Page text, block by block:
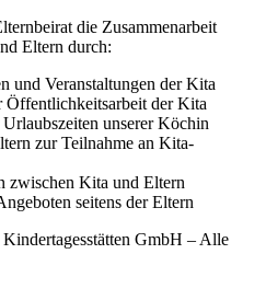
die Zusammenarbeit
Eltern durch:
und Veranstaltungen der Kita
Öffentlichkeitsarbeit der Kita
unserer Köchin
zur Teilnahme an Kita-
zwischen Kita und Eltern
seitens der Eltern
GmbH – Alle